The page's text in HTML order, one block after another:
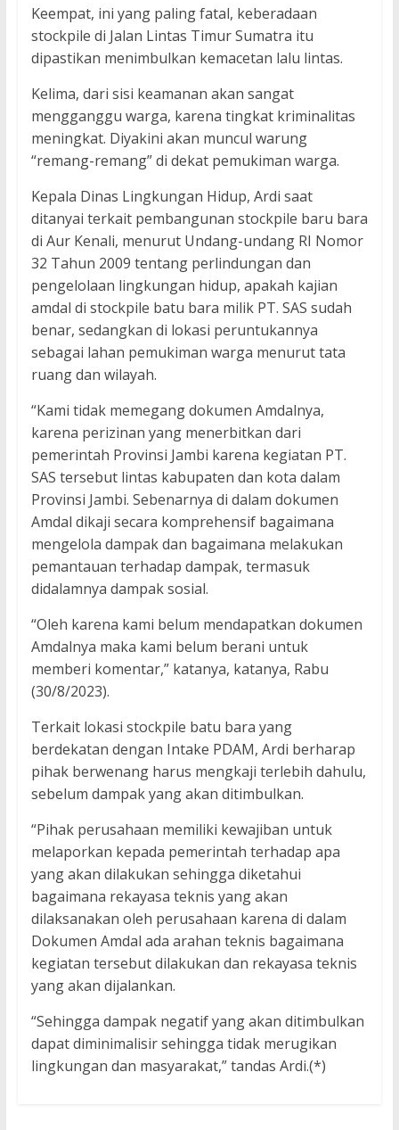
Keempat, ini yang paling fatal, keberadaan
stockpile di Jalan Lintas Timur Sumatra itu
dipastikan menimbulkan kemacetan lalu lintas.
Kelima, dari sisi keamanan akan sangat
mengganggu warga, karena tingkat kriminalitas
meningkat. Diyakini akan muncul warung
“remang-remang” di dekat pemukiman warga.
Kepala Dinas Lingkungan Hidup, Ardi saat
ditanyai terkait pembangunan stockpile baru bara
di Aur Kenali, menurut Undang-undang RI Nomor
32 Tahun 2009 tentang perlindungan dan
pengelolaan lingkungan hidup, apakah kajian
amdal di stockpile batu bara milik PT. SAS sudah
benar, sedangkan di lokasi peruntukannya
sebagai lahan pemukiman warga menurut tata
ruang dan wilayah.
“Kami tidak memegang dokumen Amdalnya,
karena perizinan yang menerbitkan dari
pemerintah Provinsi Jambi karena kegiatan PT.
SAS tersebut lintas kabupaten dan kota dalam
Provinsi Jambi. Sebenarnya di dalam dokumen
Amdal dikaji secara komprehensif bagaimana
mengelola dampak dan bagaimana melakukan
pemantauan terhadap dampak, termasuk
didalamnya dampak sosial.
“Oleh karena kami belum mendapatkan dokumen
Amdalnya maka kami belum berani untuk
memberi komentar,” katanya, katanya, Rabu
(30/8/2023).
Terkait lokasi stockpile batu bara yang
berdekatan dengan Intake PDAM, Ardi berharap
pihak berwenang harus mengkaji terlebih dahulu,
sebelum dampak yang akan ditimbulkan.
“Pihak perusahaan memiliki kewajiban untuk
melaporkan kepada pemerintah terhadap apa
yang akan dilakukan sehingga diketahui
bagaimana rekayasa teknis yang akan
dilaksanakan oleh perusahaan karena di dalam
Dokumen Amdal ada arahan teknis bagaimana
kegiatan tersebut dilakukan dan rekayasa teknis
yang akan dijalankan.
“Sehingga dampak negatif yang akan ditimbulkan
dapat diminimalisir sehingga tidak merugikan
lingkungan dan masyarakat,” tandas Ardi.(*)